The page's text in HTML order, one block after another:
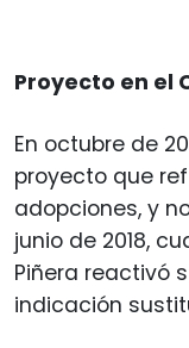
Proyecto en el
En octubre de
proyecto que
adopciones, y
junio de 2018,
Piñera reactivó
indicación